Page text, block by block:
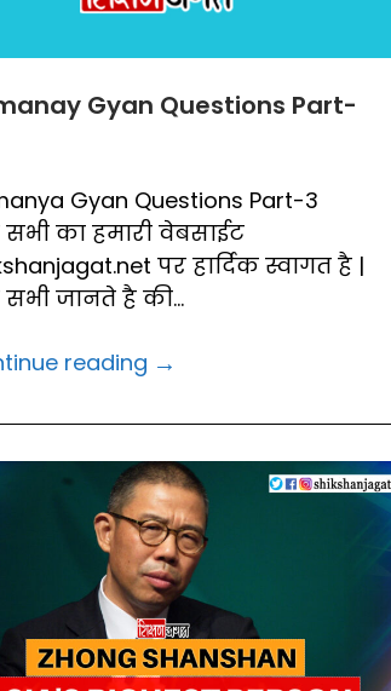
Gyan Questions Part-
Gyan Questions Part-3
का हमारी वेबसाईट
पर हार्दिक स्वागत है |
जानते है की...
reading →